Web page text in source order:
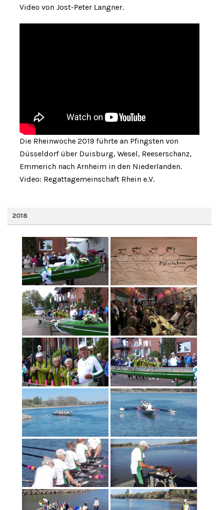
Video von Jost-Peter Langner.
Die Rheinwoche 2019 führte an Pfingsten von
Düsseldorf über Duisburg, Wesel, Reeserschanz,
Emmerich nach Arnheim in den Niederlanden.
Video: Regattagemeinschaft Rhein e.V.
2018